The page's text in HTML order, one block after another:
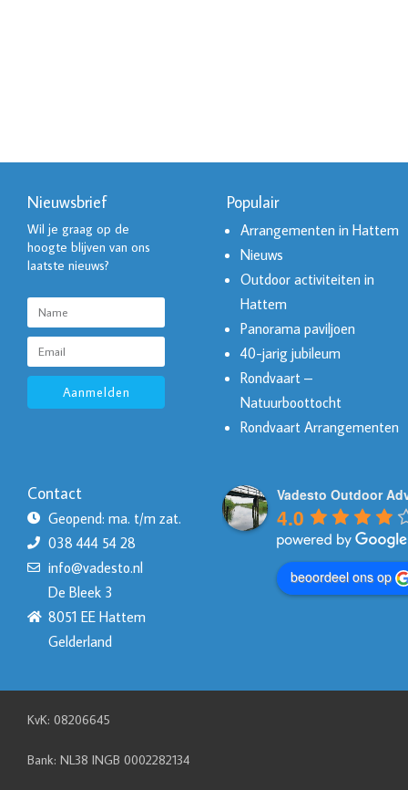
Nieuwsbrief
Wil je graag op de
hoogte blijven van ons
laatste nieuws?
Aanmelden
Populair
Arrangementen in Hattem
Nieuws
Outdoor activiteiten in
Hattem
Panorama paviljoen
40-jarig jubileum
Rondvaart –
Natuurboottocht
Rondvaart Arrangementen
Contact
Geopend: ma. t/m zat.
038 444 54 28
info@vadesto.nl
De Bleek 3
8051 EE Hattem
Gelderland
Vadesto Outdoor
4.0
beoordeel ons op
KvK: 08206645
Bank: NL38 INGB 0002282134